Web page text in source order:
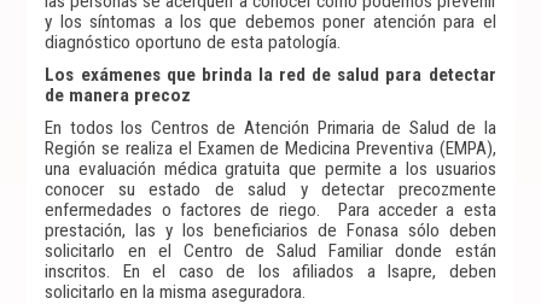
y los síntomas a los que debemos poner atención para el
diagnóstico oportuno de esta patología.
Los exámenes que brinda la red de salud para detectar
de manera precoz
En todos los Centros de Atención Primaria de Salud de la
Región se realiza el Examen de Medicina Preventiva (EMPA),
una evaluación médica gratuita que permite a los usuarios
conocer su estado de salud y detectar precozmente
enfermedades o factores de riego. Para acceder a esta
prestación, las y los beneficiarios de Fonasa sólo deben
solicitarlo en el Centro de Salud Familiar donde están
inscritos. En el caso de los afiliados a Isapre, deben
solicitarlo en la misma aseguradora.